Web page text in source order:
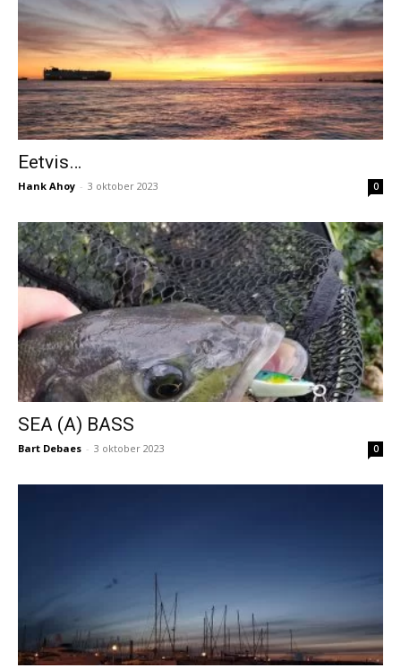
Eetvis…
Hank Ahoy - 3 oktober 2023 0
SEA (A) BASS
Bart Debaes - 3 oktober 2023 0